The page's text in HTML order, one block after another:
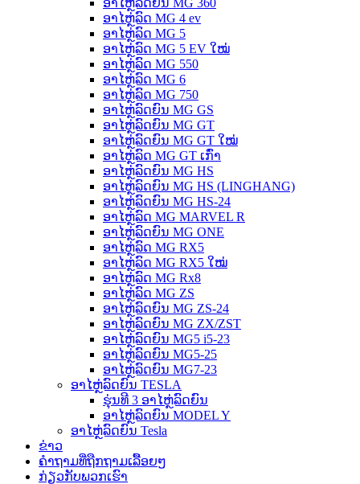
ອາໄຫຼ່ລົດຍົນ MG 360
ອາໄຫຼ່ລົດ MG 4 ev
ອາໄຫຼ່ລົດ MG 5
ອາໄຫຼ່ລົດ MG 5 EV ໃໝ່
ອາໄຫຼ່ລົດ MG 550
ອາໄຫຼ່ລົດ MG 6
ອາໄຫຼ່ລົດ MG 750
ອາໄຫຼ່ລົດຍົນ MG GS
ອາໄຫຼ່ລົດຍົນ MG GT
ອາໄຫຼ່ລົດຍົນ MG GT ໃໝ່
ອາໄຫຼ່ລົດ MG GT ເກົ່າ
ອາໄຫຼ່ລົດຍົນ MG HS
ອາໄຫຼ່ລົດຍົນ MG HS (LINGHANG)
ອາໄຫຼ່ລົດຍົນ MG HS-24
ອາໄຫຼ່ລົດ MG MARVEL R
ອາໄຫຼ່ລົດຍົນ MG ONE
ອາໄຫຼ່ລົດ MG RX5
ອາໄຫຼ່ລົດ MG RX5 ໃໝ່
ອາໄຫຼ່ລົດ MG Rx8
ອາໄຫຼ່ລົດ MG ZS
ອາໄຫຼ່ລົດຍົນ MG ZS-24
ອາໄຫຼ່ລົດຍົນ MG ZX/ZST
ອາໄຫຼ່ລົດຍົນ MG5 i5-23
ອາໄຫຼ່ລົດຍົນ MG5-25
ອາໄຫຼ່ລົດຍົນ MG7-23
ອາໄຫຼ່ລົດຍົນ TESLA
ຮຸ່ນທີ 3 ອາໄຫຼ່ລົດຍົນ
ອາໄຫຼ່ລົດຍົນ MODEL Y
ອາໄຫຼ່ລົດຍົນ Tesla
ຂ່າວ
ຄຳຖາມທີ່ຖືກຖາມເລື້ອຍໆ
ກ່ຽວກັບພວກເຮົາ